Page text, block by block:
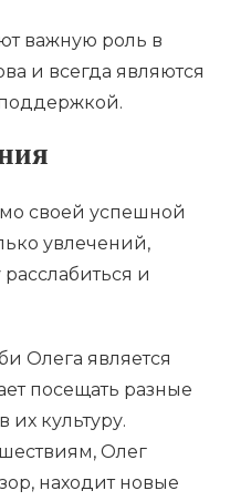
важную роль в
и всегда являются
своей успешной
увлечений,
и
Олега является
посещать разные
их культуру.
Олег
находит новые